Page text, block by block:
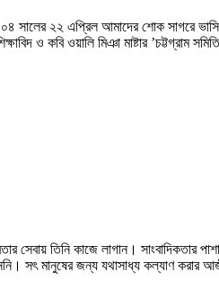
সালের ২২ এপ্রিল আমাদের শোক সাগরে
ও কবি ওয়ালি মিঞা মাষ্টার ’চট্টগ্রাম
সেবায় তিনি কাজে লাগান।
সৎ মানুষের জন্য যথাসাধ্য কল্যাণ করার